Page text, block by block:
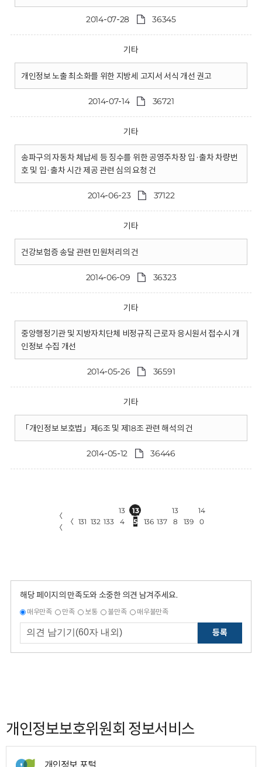
2014-07-28 36345
기타
개인정보 노출 최소화를 위한 지방세 고지서 서식 개선 권고
2014-07-14 36721
기타
송파구의 자동차 체납세 등 징수를 위한 공영주차장 입·출차 차량번
호 및 입·출차 시간 제공 관련 심의 요청 건
2014-06-23 37122
기타
건강보험증 송달 관련 민원처리의 건
2014-06-09 36323
기타
중앙행정기관 및 지방자치단체 비정규직 근로자 응시원서 접수시 개
인정보 수집 개선
2014-05-26 36591
기타
「개인정보 보호법」제6조 및 제18조 관련 해석의 건
2014-05-12 36446
〈
〈
〈 131 132 133
13
4
13
5
136 137
13
8
139
14
0
해당 페이지의 만족도와 소중한 의견 남겨주세요.
매우만족 만족 보통 불만족 매우불만족
등록
개인정보보호위원회 정보서비스
개인정보 포털